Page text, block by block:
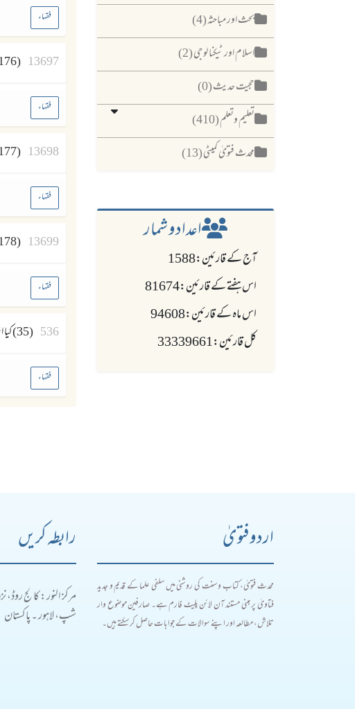
بحث اور مباحثہ (4)
اسلام اور ٹیکنا لوجی (2)
حجیت حدیث (0)
تعلیم وتعلم (410)
محدث فتویٰ کمیٹی (13)
اعدادو شمار
آج کے قارئین:1588
اس ہفتے کے قارئین:81674
اس ماہ کے قارئین:94608
کل قارئین:33339661
فقہاء
13697 (176) کیا امام ابوحنیفہ تابعی تھے؟
فقہاء
13698 (177) کیا امام ابوحنیفہ نے کوئی کتاب لکھی تھی؟
فقہاء
13699 (178) کیا امام شافعی امام ابوحنیفہ کی قبر پر گئے تھے؟
فقہاء
536 (35) کیا ائمہ اربعہ حق پر تھے؟
فقہاء
اردو فتویٰ
محدث فتویٰ، کتاب و سنت کی روشنی میں سلفی علما کے قدیم و جدید
فتاویٰ پر مبنی مستند آن لائن پلیٹ فارم ہے۔ صارفین موضوع وار
تلاش، مطالعہ اور اپنے سوالات کے جوابات حاصل کر سکتے ہیں۔
رابطہ کریں
مرکز النور: کالج
شپ، لاہور ۔ پاکستان